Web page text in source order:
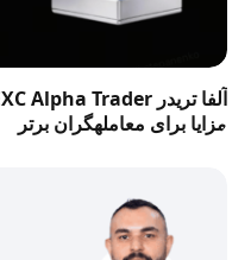
مزایا برای معاملهگران برتر